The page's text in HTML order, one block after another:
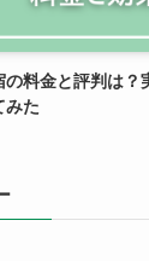
の料金と評判は？
みた